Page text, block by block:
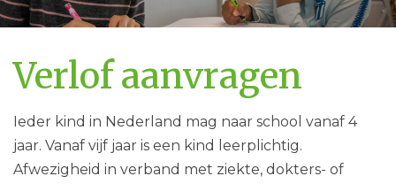
Verlof aanvragen
Ieder kind in Nederland mag naar school vanaf 4
jaar. Vanaf vijf jaar is een kind leerplichtig.
Afwezigheid in verband met ziekte, dokters- of